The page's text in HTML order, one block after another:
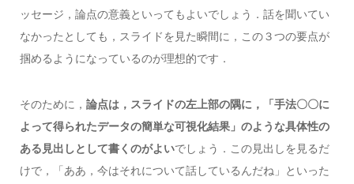
ッセージ，論点の意義といってもよいでしょう．話を聞いてい
なかったとしても，スライドを見た瞬間に，この３つの要点が
掴めるようになっているのが理想的です．
そのために， 論点は，スライドの左上部の隅に，「手法〇〇に
よって得られたデータの簡単な可視化結果」のような具体性の
ある見出しとして書くのがよいでしょう．この見出しを見るだ
けで，「ああ，今はそれについて話しているんだね」といった